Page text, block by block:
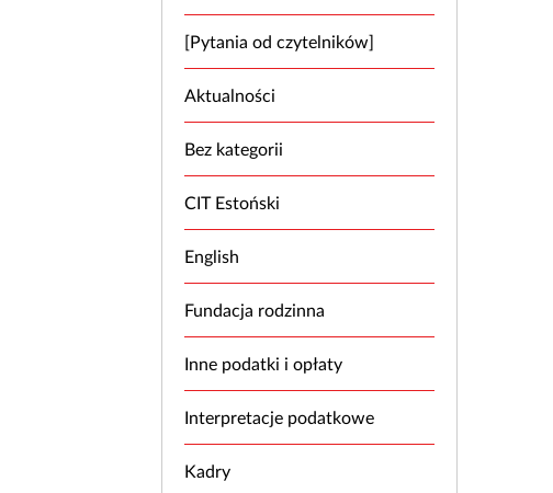
[Pytania od czytelników]
Aktualności
Bez kategorii
CIT Estoński
English
Fundacja rodzinna
Inne podatki i opłaty
Interpretacje podatkowe
Kadry